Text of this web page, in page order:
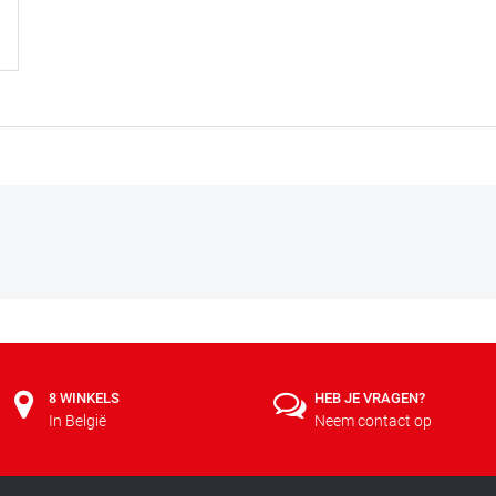
8 WINKELS
In België
HEB JE VRAGEN?
Neem contact op